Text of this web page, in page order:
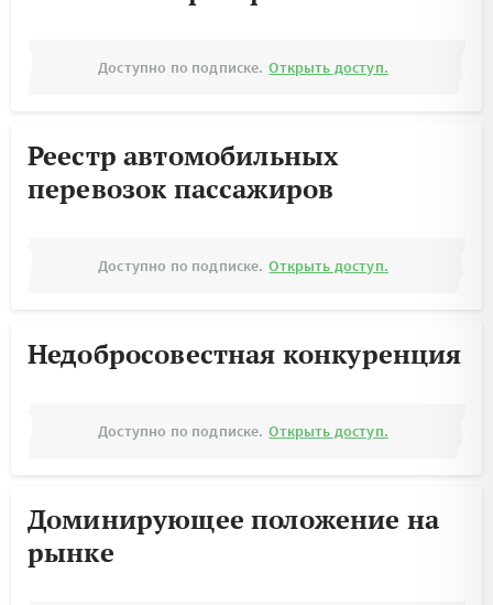
Доступно по подписке. Открыть доступ.
Реестр автомобильных
перевозок пассажиров
Доступно по подписке. Открыть доступ.
Недобросовестная конкуренция
Доступно по подписке. Открыть доступ.
Доминирующее положение на
рынке